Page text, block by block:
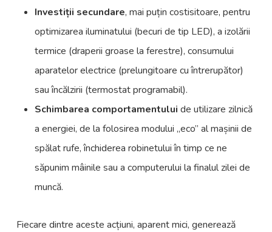
Investiții secundare, mai puțin costisitoare, pentru
optimizarea iluminatului (becuri de tip LED), a izolării
termice (draperii groase la ferestre), consumului
aparatelor electrice (prelungitoare cu întrerupător)
sau încălzirii (termostat programabil).
Schimbarea comportamentului de utilizare zilnică
a energiei, de la folosirea modului „eco” al mașinii de
spălat rufe, închiderea robinetului în timp ce ne
săpunim mâinile sau a computerului la finalul zilei de
muncă.
Fiecare dintre aceste acțiuni, aparent mici, generează